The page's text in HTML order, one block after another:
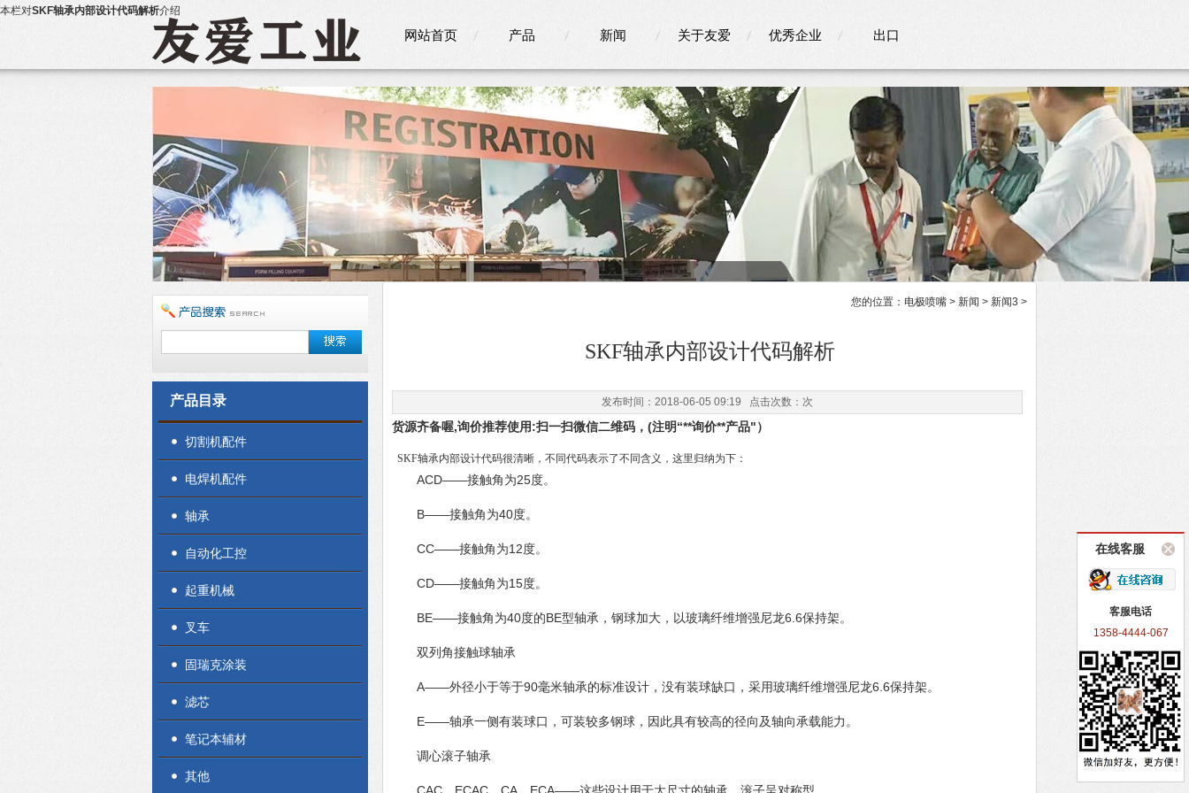
本栏对SKF轴承内部设计代码解析介绍
网站首页 产品 新闻 关于友爱 优秀企业 出口
产品目录
切割机配件
电焊机配件
轴承
自动化工控
起重机械
叉车
固瑞克涂装
滤芯
笔记本辅材
其他
您的位置： 电极喷嘴 > 新闻 > 新闻3 >
SKF轴承内部设计代码解析
发布时间：2018-06-05 09:19 点击次数： 次
货源齐备喔,询价推荐使用:扫一扫微信二维码，(注明“**询价**产品"）
SKF轴承内部设计代码很清晰，不同代码表示了不同含义，这里归纳为下：
ACD——接触角为25度。
B——接触角为40度。
CC——接触角为12度。
CD——接触角为15度。
BE——接触角为40度的BE型轴承，钢球加大，以玻璃纤维增强尼龙6.6保持架。
双列角接触球轴承
A——外径小于等于90毫米轴承的标准设计，没有装球缺口，采用玻璃纤维增强尼龙6.6保持架。
E——轴承一侧有装球口，可装较多钢球，因此具有较高的径向及轴向承载能力。
调心滚子轴承
在线客服
客服电话
1358-4444-067